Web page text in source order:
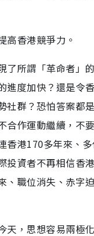
高香港競爭力。
了所謂「革命者」
進度加快？還是令
社群？恐怕答案都
合作運動繼續，不
香港170多年來、
投資者不再相信香
、職位消失、赤字
天，思想容易兩極